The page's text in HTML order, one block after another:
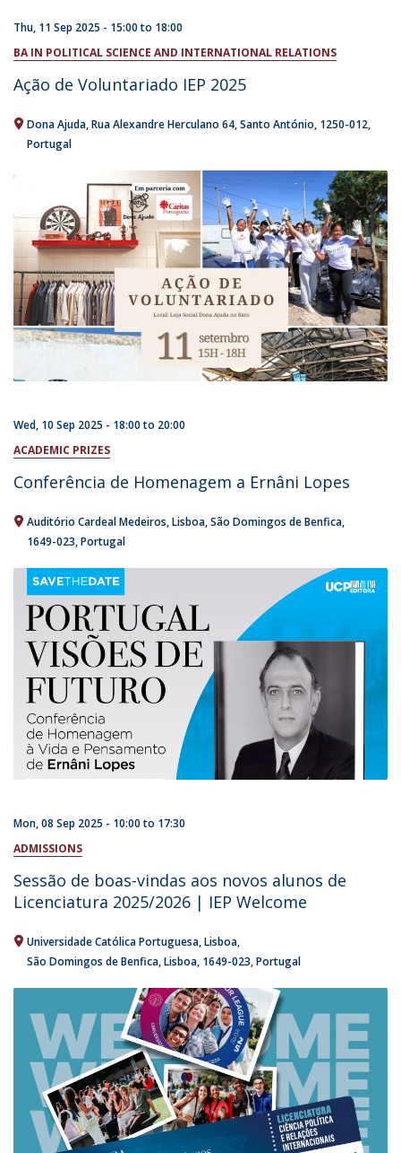
Thu, 11 Sep 2025 - 15:00to 18:00
BA IN POLITICAL SCIENCE AND INTERNATIONAL RELATIONS
Ação de Voluntariado IEP 2025
Dona Ajuda Rua Alexandre Herculano 64 Santo António 1250-012
Portugal
Wed, 10 Sep 2025 - 18:00to 20:00
ACADEMIC PRIZES
Conferência de Homenagem a Ernâni Lopes
Auditório Cardeal Medeiros Lisboa São Domingos de Benfica
1649-023 Portugal
Mon, 08 Sep 2025 - 10:00to 17:30
ADMISSIONS
Sessão de boas-vindas aos novos alunos de
Licenciatura 2025/2026 | IEP Welcome
Universidade Católica Portuguesa Lisboa
São Domingos de Benfica, Lisboa 1649-023 Portugal